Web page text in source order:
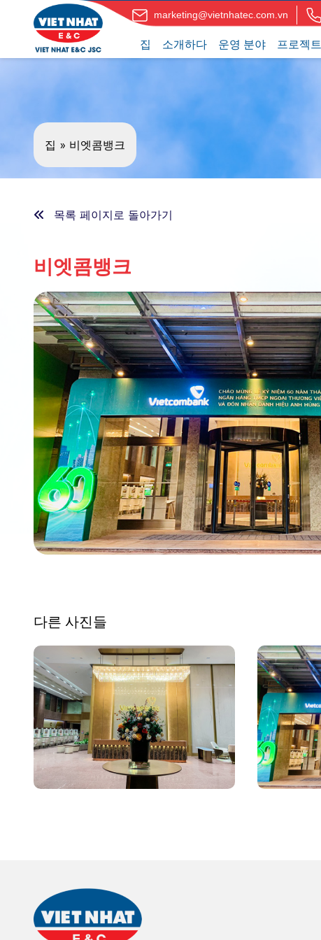
marketing@vietnhatec.com.vn
집
소개하다 운영 분야 프로젝트
집 » 비엣콤뱅크
목록 페이지로 돌아가기
비엣콤뱅크
다른 사진들